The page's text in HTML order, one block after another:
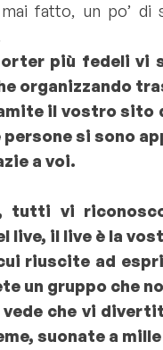
fatto, un po’ di
più fedeli vi
organizzando
il vostro sito
si sono
a voi.
tutti vi
live, il live è la
riuscite ad
un gruppo che
che vi
suonate a